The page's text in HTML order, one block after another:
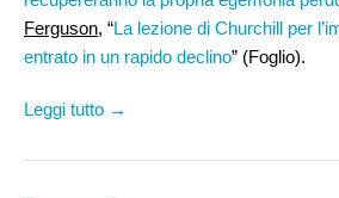
Ferguson, “La lezione di Churchill per
entrato in un rapido declino” (Foglio).
Leggi tutto →